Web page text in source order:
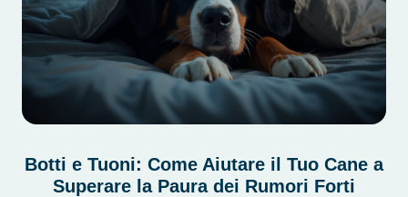
Botti e Tuoni: Come Aiutare il Tuo Cane a
Superare la Paura dei Rumori Forti